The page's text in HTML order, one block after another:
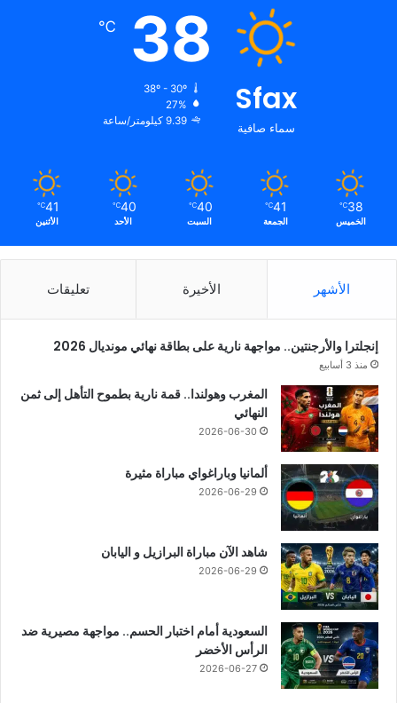
Sfax
سماء صافية
38
℃
38º - 30º
27%
9.39 كيلومتر/ساعة
38
℃
الخميس
41
℃
الجمعة
40
℃
السبت
40
℃
الأحد
41
℃
الأثنين
الأشهر الأخيرة تعليقات
إنجلترا والأرجنتين.. مواجهة نارية على بطاقة نهائي مونديال 2026
منذ 3 أسابيع
المغرب وهولندا.. قمة نارية بطموح التأهل إلى ثمن
النهائي
2026-06-30
ألمانيا وباراغواي مباراة مثيرة
2026-06-29
شاهد الآن مباراة البرازيل و اليابان
2026-06-29
السعودية أمام اختبار الحسم.. مواجهة مصيرية ضد
الرأس الأخضر
2026-06-27